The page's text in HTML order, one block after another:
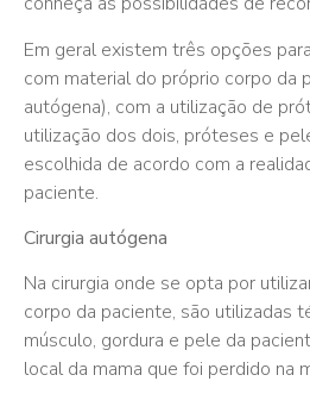
Em geral existem três opções
com material do próprio corpo da
autógena), com a utilização de
utilização dos dois, próteses e
escolhida de acordo com a
paciente.
Cirurgia autógena
Na cirurgia onde se opta por
corpo da paciente, são utilizadas
músculo, gordura e pele da
local da mama que foi perdido na